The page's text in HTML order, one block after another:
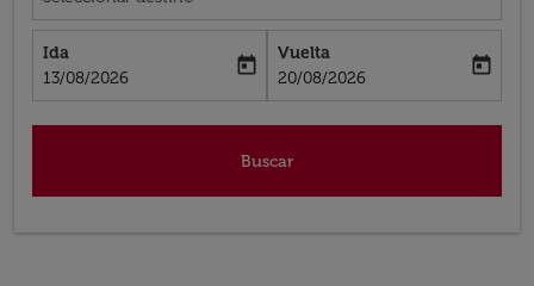
Ida
fc-booking-departure-date-aria-label
13/08/2026
today
Vuelta
fc-booking-return-date-aria-label
20/08/2026
today
Buscar